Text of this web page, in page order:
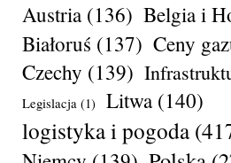
Austria(136) Belgia i
Białoruś (137) Ceny
Czechy (139)
Legislacja (1) Litwa(140)
logistyka i pogoda